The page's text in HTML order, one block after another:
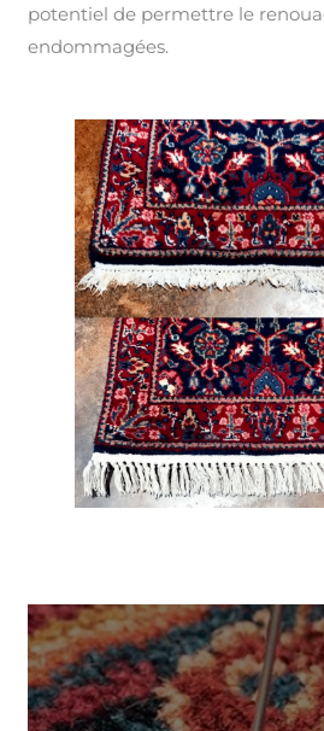
potentiel de permettre le
endommagées.